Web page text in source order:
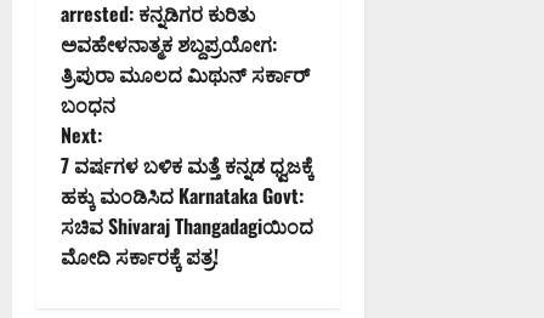
o
s
t
n
a
v
arrested: ಕನ್ನಡಿಗರ ಕುರಿತು
ಅವಹೇಳನಾತ್ಮಕ ಶಬ್ದಪ್ರಯೋಗ:
ತ್ರಿಪುರಾ ಮೂಲದ ಮಿಥುನ್ ಸರ್ಕಾರ್
ಬಂಧನ
Next:
7 ವರ್ಷಗಳ ಬಳಿಕ ಮತ್ತೆ ಕನ್ನಡ ಧ್ವಜಕ್ಕೆ
ಹಕ್ಕು ಮಂಡಿಸಿದ Karnataka Govt:
ಸಚಿವ Shivaraj Thangadagiಯಿಂದ
ಮೋದಿ ಸರ್ಕಾರಕ್ಕೆ ಪತ್ರ!